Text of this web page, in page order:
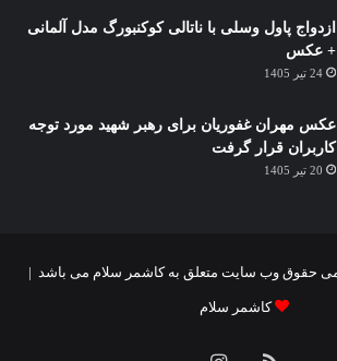
ازدواج پاول وسلی با ناتالی کوکنبورگ مدل آلمانی
+ عکس
24 تیر 1405
عکس مهران غفوریان برای رهبر شهید مورد توجه
کاربران قرار گرفت
20 تیر 1405
کاشمر سلام